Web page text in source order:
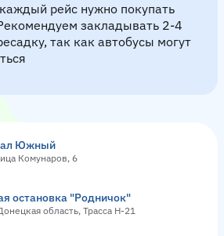
рейс нужно покупать
закладывать 2-4
так как автобусы могут
Южный
Комунаров, 6
остановка "Родничок"
область, Трасса Н-21